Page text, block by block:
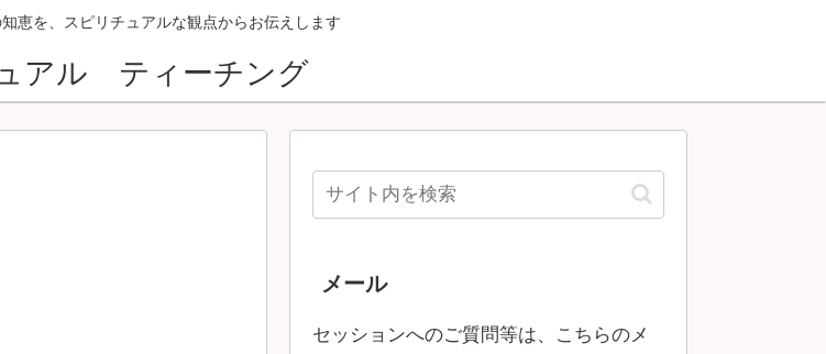
恵を、スピリチュアルな観点からお伝えします
アル ティーチング
メール
セッションへのご質問等は、こちらのメ